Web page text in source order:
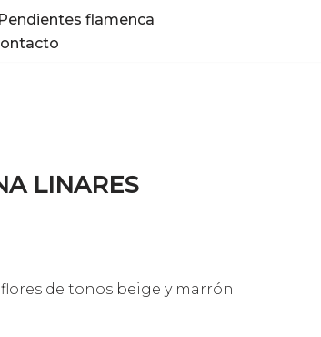
Pendientes flamenca
LINARES
de tonos beige y marrón